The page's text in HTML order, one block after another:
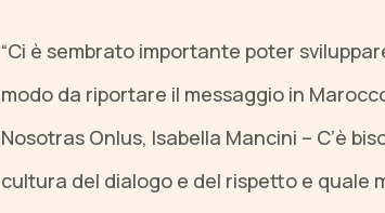
“Ci è sembrato importante poter
modo da riportare il messaggio in
Nosotras Onlus, Isabella Mancini – C’è
cultura del dialogo e del rispetto e quale